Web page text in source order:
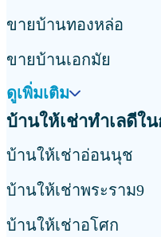
ขายบ้านทองหล่อ
ขายบ้านเอกมัย
ดูเพิ่มเติม
บ้านให้เช่าทำเลดีใ
บ้านให้เช่าอ่อนนุช
บ้านให้เช่าพระราม9
บ้านให้เช่าอโศก